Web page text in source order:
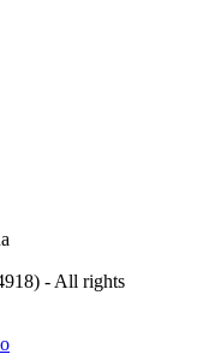
- All rights